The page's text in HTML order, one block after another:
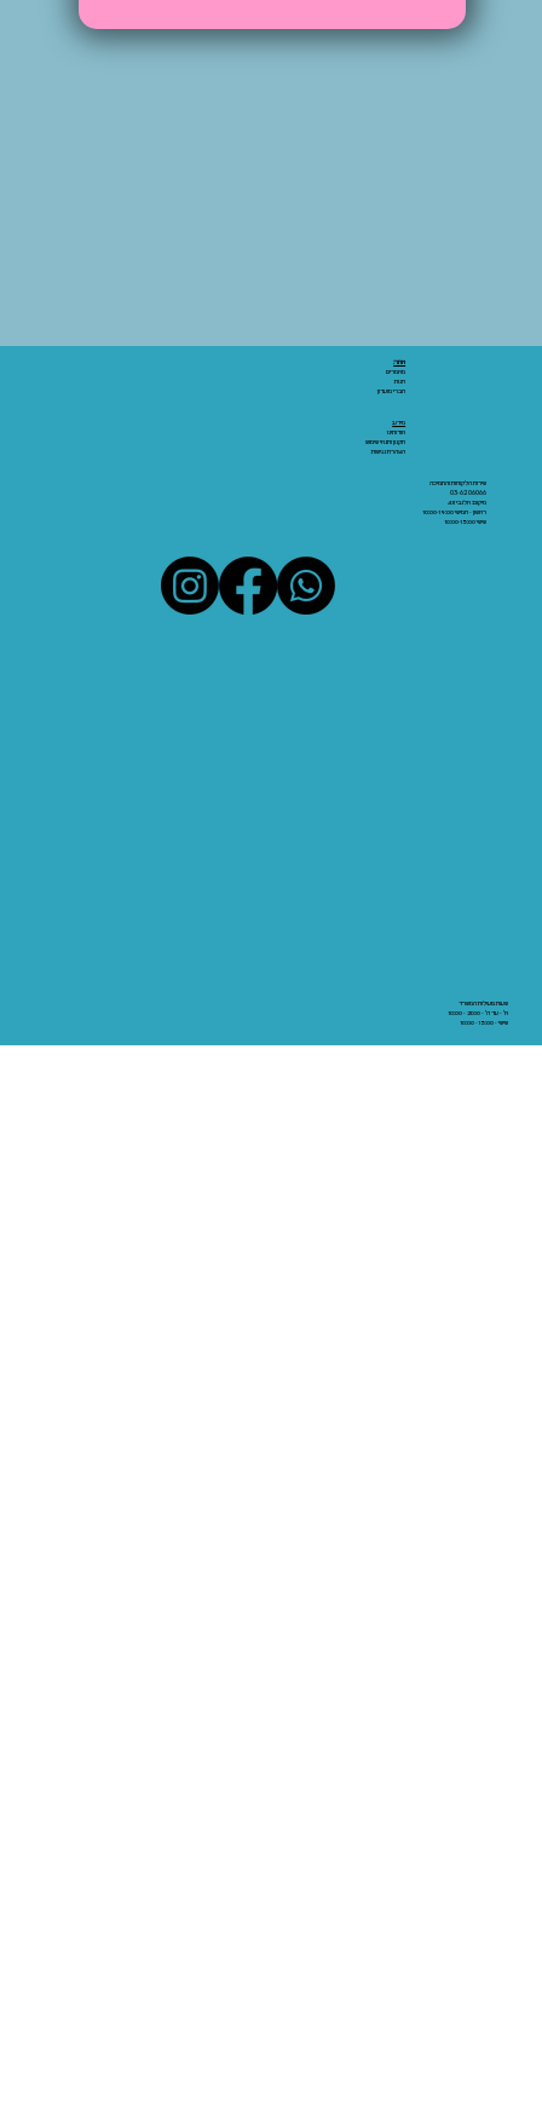
שעות פעילות המשרד
א' - עד ה' - 21:00 - 10:00
שישי - 15:00 - 10:00
שירות הלקוחות והתמיכה
03-6206066
מיקום: אלנבי 43
ראשון - חמישי 10:00-19:00
שישי 10:00-15:00
אתר:
מאמרים
חנות
חברי מועדון
מידע:
אודותינו
תקנון ותנאי שימוש
הצהרת נגישות